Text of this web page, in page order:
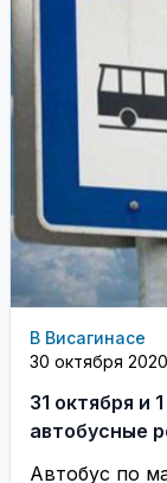
В Висагинасе
30 октября 2020
31 октября и
автобусные
Автобус по